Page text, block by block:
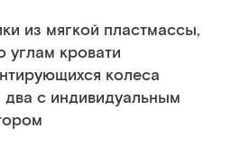
из мягкой пластмассы,
углам кровати
колеса
с индивидуальным